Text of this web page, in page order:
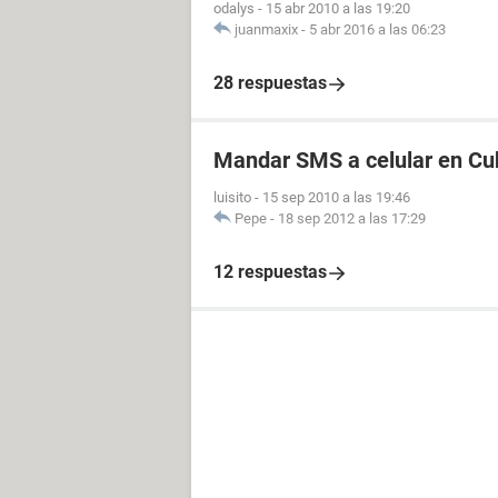
odalys - 15 abr 2010 a las 19:20
juanmaxix - 5 abr 2016 a las 06:23
28 respuestas
Mandar SMS a celular en
luisito - 15 sep 2010 a las 19:46
Pepe - 18 sep 2012 a las 17:29
12 respuestas